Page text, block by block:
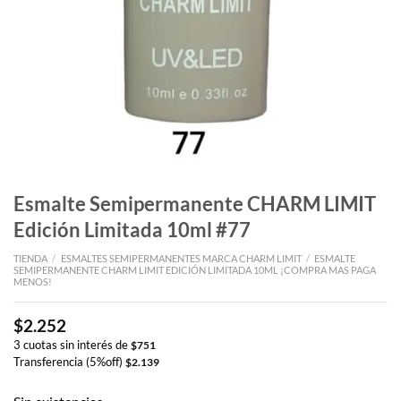
Esmalte Semipermanente CHARM LIMIT
Edición Limitada 10ml #77
TIENDA / ESMALTES SEMIPERMANENTES MARCA CHARM LIMIT / ESMALTE
SEMIPERMANENTE CHARM LIMIT EDICIÓN LIMITADA 10ML ¡COMPRA MAS PAGA
MENOS!
$2.252
3 cuotas sin interés de $751
Transferencia (5%off) $2.139